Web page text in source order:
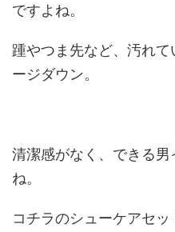
ですよね。
踵やつま先など、汚れ
ージダウン。
清潔感がなく、できる
ね。
コチラのシューケアセ